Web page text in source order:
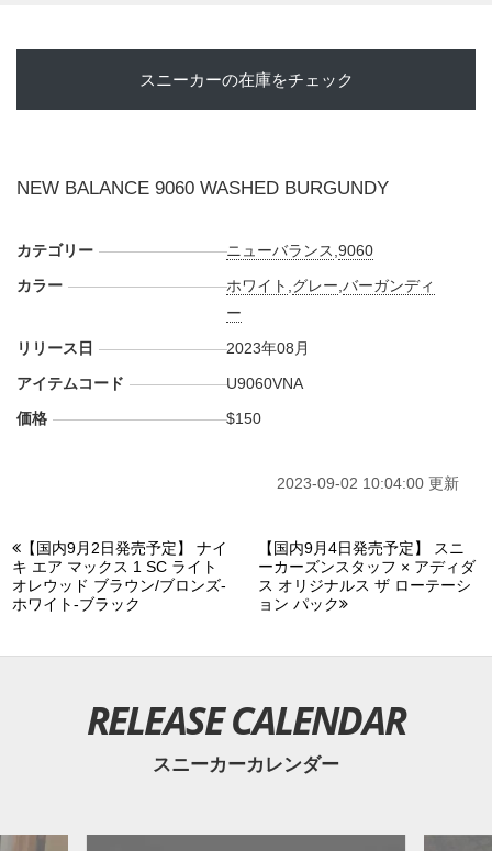
スニーカーの在庫をチェック
NEW BALANCE 9060 WASHED BURGUNDY
カテゴリー ニューバランス ,9060
カラー
ホワイト グレー ,バーガンディ
ー
リリース日
2023年08月
アイテムコード
U9060VNA
価格
$150
2023-09-02 10:04:00 更新
【国内9月2日発売予定】 ナイ
キ エア マックス 1 SC ライト
オレウッド ブラウン/ブロンズ-
ホワイト-ブラック
【国内9月4日発売予定】 スニ
ーカーズンスタッフ × アディダ
ス オリジナルス ザ ローテーシ
ョン パック
RELEASE CALENDAR
スニーカーカレンダー